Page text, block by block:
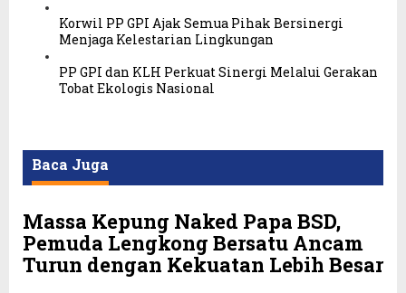
Korwil PP GPI Ajak Semua Pihak Bersinergi
Menjaga Kelestarian Lingkungan
PP GPI dan KLH Perkuat Sinergi Melalui Gerakan
Tobat Ekologis Nasional
Baca Juga
Massa Kepung Naked Papa BSD,
Pemuda Lengkong Bersatu Ancam
Turun dengan Kekuatan Lebih Besar